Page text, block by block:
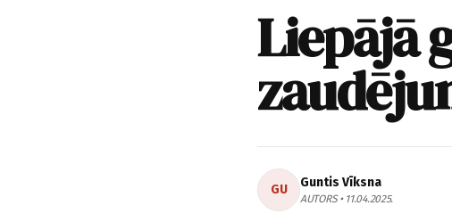
Liepājā
GU Guntis Vīksna
AUTORS • 11.04.2025.